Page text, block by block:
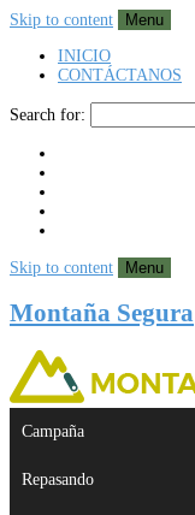
Skip to content
Menu
INICIO
CONTÁCTANOS
Search for:
Skip to content Menu
Montaña Segura
Campaña
Repasando